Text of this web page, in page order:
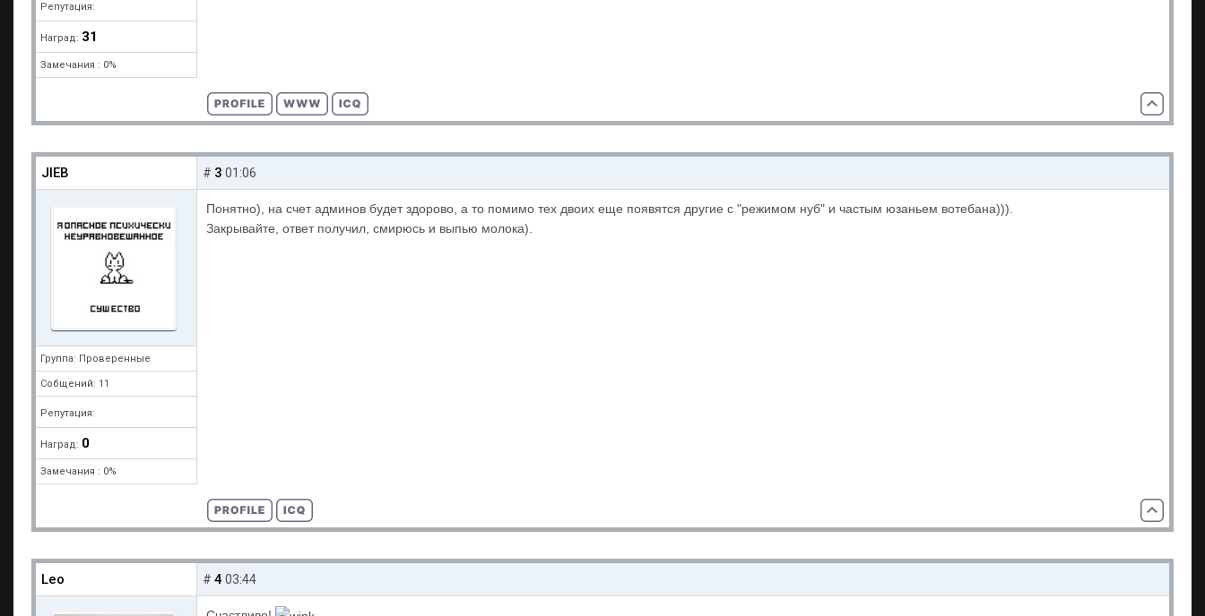
Репутация:
Наград: 31
Замечания : 0%
JIEB
Группа: Проверенные
Собщений: 11
Репутация:
Наград: 0
Замечания : 0%
# 3 01:06
Понятно), на счет админов будет здорово, а то помимо тех двоих еще появятся другие с "режимом нуб" и частым юзаньем вотебана))).
Закрывайте, ответ получил, смирюсь и выпью молока).
Leo # 403:44